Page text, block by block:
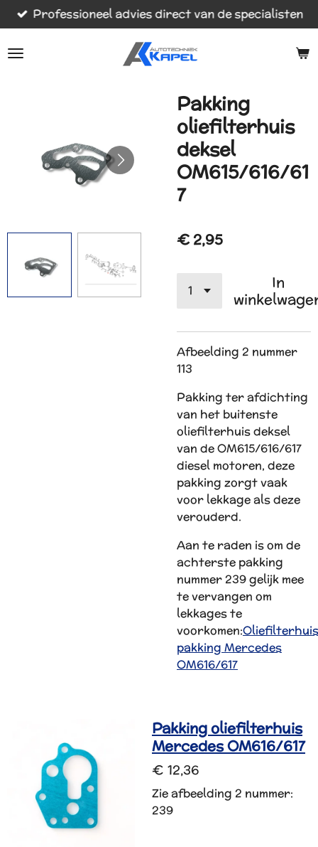
Ga
direct
naar
Professioneel advies direct van de specialisten
Pakking
oliefilterhuis
deksel
OM615/616/61
7
€ 2,95
In
Afbeelding 2 nummer
113
Pakking ter afdichting
van het buitenste
oliefilterhuis deksel
van de OM615/616/617
diesel motoren, deze
pakking zorgt vaak
voor lekkage als deze
verouderd.
Aan te raden is om de
achterste pakking
nummer 239 gelijk mee
te vervangen om
lekkages te
voorkomen:Oliefilterhuis
pakking Mercedes
OM616/617
Pakking oliefilterhuis
Mercedes OM616/617
€ 12,36
Zie afbeelding 2 nummer:
239